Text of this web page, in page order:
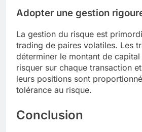
Adopter une gestion
La gestion du risque est
trading de paires volatiles. Les
déterminer le montant de capital
risquer sur chaque transaction et
leurs positions sont
tolérance au risque.
Conclusion